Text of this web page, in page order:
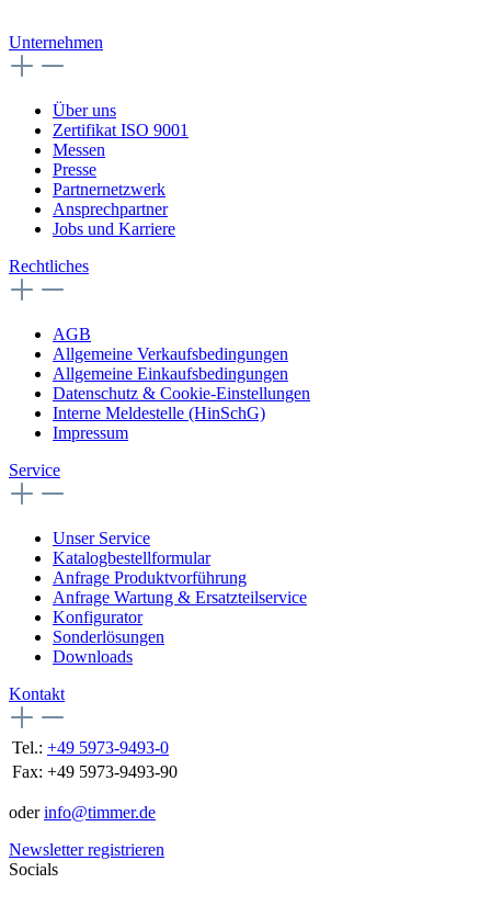
Unternehmen
Über uns
Zertifikat ISO 9001
Messen
Presse
Partnernetzwerk
Ansprechpartner
Jobs und Karriere
Rechtliches
AGB
Allgemeine Verkaufsbedingungen
Allgemeine Einkaufsbedingungen
Datenschutz & Cookie-Einstellungen
Interne Meldestelle (HinSchG)
Impressum
Service
Unser Service
Katalogbestellformular
Anfrage Produktvorführung
Anfrage Wartung & Ersatzteilservice
Konfigurator
Sonderlösungen
Downloads
Kontakt
Tel.: +49 5973-9493-0
Fax: +49 5973-9493-90
oderinfo@timmer.de
Newsletter registrieren
Socials